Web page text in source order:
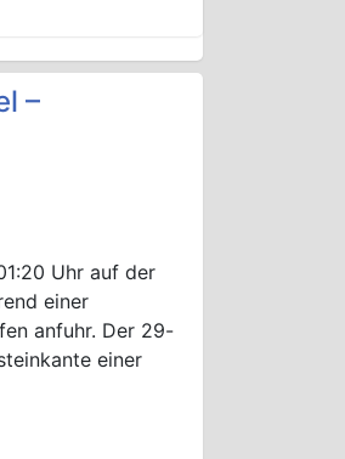
–
Uhr auf der
einer
anfuhr. Der 29-
einer